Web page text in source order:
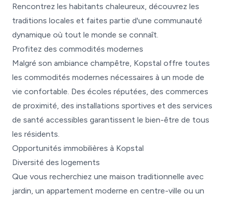
Rencontrez les habitants chaleureux, découvrez les
traditions locales et faites partie d'une communauté
dynamique où tout le monde se connaît.
Profitez des commodités modernes
Malgré son ambiance champêtre, Kopstal offre toutes
les commodités modernes nécessaires à un mode de
vie confortable. Des écoles réputées, des commerces
de proximité, des installations sportives et des services
de santé accessibles garantissent le bien-être de tous
les résidents.
Opportunités immobilières à Kopstal
Diversité des logements
Que vous recherchiez une maison traditionnelle avec
jardin, un appartement moderne en centre-ville ou un